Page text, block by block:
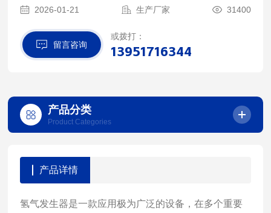
气，有力确保了实验结果的重现性。
2026-01-21
生产厂家
31400
留言咨询
或拨打：
13951716344
产品分类
Product Categories
产品详情
氢气发生器是一款应用极为广泛的设备，在多个重要